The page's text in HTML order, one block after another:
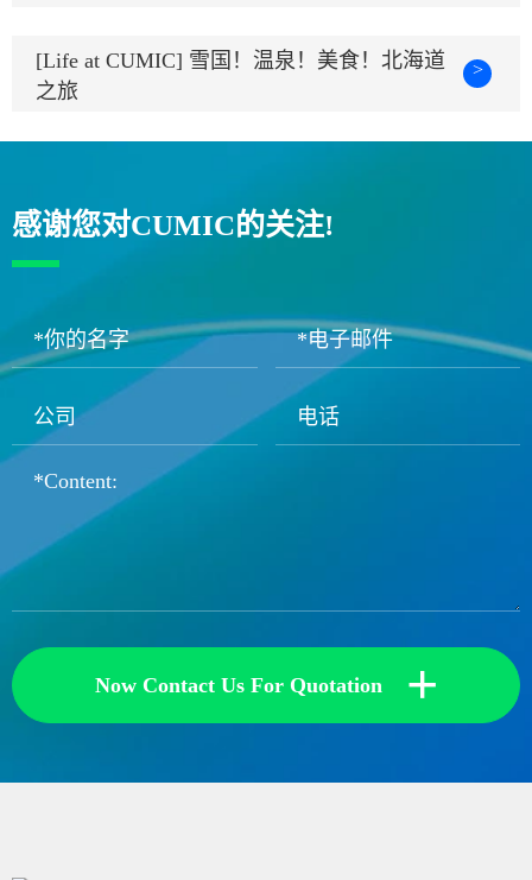
[Life at CUMIC] 雪国！温泉！美食！北海道
之旅
>
感谢您对CUMIC的关注!
Now Contact Us For Quotation +